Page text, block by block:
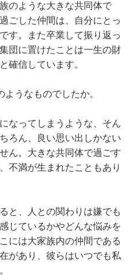
のような大きな共同体で
ごした仲間は、自分にとっ
す。また卒業して振り返っ
団に置けたことは一生の財
確信しています。
うなものでしたか。
なってしまうような、そん
ろん、良い思い出しかない
ん。大きな共同体で過ごす
不満が生まれたこともあり
と、人との関わりは嫌でも
じているかやどんな悩みを
には大家族内の仲間である
があり、彼らはいつでも私